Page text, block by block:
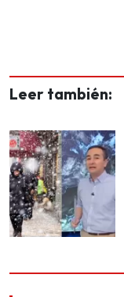
Leer también: